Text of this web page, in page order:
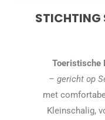
STICHTING
Toeristische
– gericht op
met
Kleinschalig,